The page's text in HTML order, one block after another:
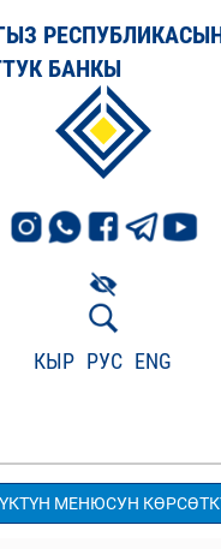
БАНКЫ
КЫР РУС ENG
МЕНЮСУН